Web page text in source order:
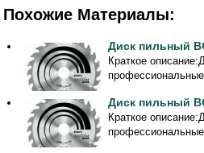
Похожие Материалы:
Диск пильный
Краткое
профессиональные
Диск пильный
Краткое
профессиональные